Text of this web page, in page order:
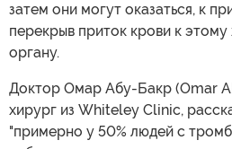
затем они могут оказаться, к
перекрыв приток крови к
органу.
Доктор Омар Абу-Бакр (Omar
хирург из Whiteley Clinic,
"примерно у 50% людей с